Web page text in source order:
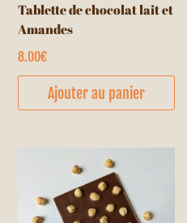
Tablette de chocolat lait et
Amandes
8.00€
Ajouter au panier